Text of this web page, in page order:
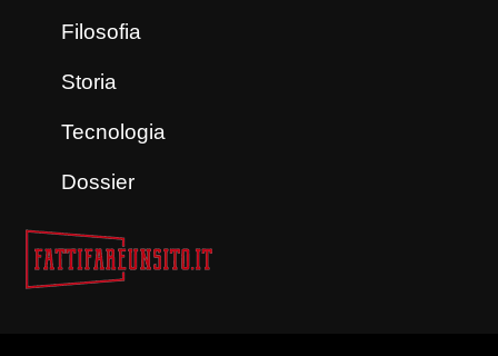
Filosofia
Storia
Tecnologia
Dossier